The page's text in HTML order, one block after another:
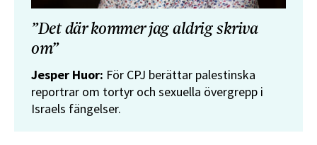
”Det där kommer jag aldrig skriva
om”
Jesper Huor: För CPJ berättar palestinska
reportrar om tortyr och sexuella övergrepp i
Israels fängelser.